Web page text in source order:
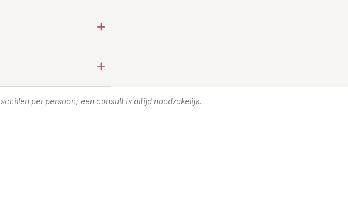
+
+
per persoon; een consult is altijd noodzakelijk.